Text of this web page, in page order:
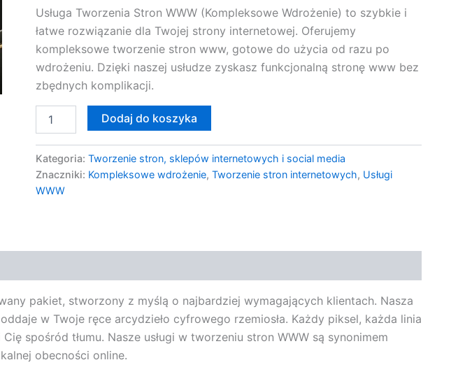
Usługa Tworzenia Stron WWW (Kompleksowe Wdrożenie) to szybkie i
łatwe rozwiązanie dla Twojej strony internetowej. Oferujemy
kompleksowe tworzenie stron www, gotowe do użycia od razu po
wdrożeniu. Dzięki naszej usłudze zyskasz funkcjonalną stronę www bez
zbędnych komplikacji.
Dodaj do koszyka
Kategoria: Tworzenie stron, sklepów internetowych i social media
Znaczniki: Kompleksowe wdrożenie, Tworzenie stron internetowych, Usługi
WWW
pakiet, stworzony z myślą o najbardziej wymagających klientach. Nasza
w Twoje ręce arcydzieło cyfrowego rzemiosła. Każdy piksel, każda linia
spośród tłumu. Nasze usługi w tworzeniu stron WWW są synonimem
obecności online.